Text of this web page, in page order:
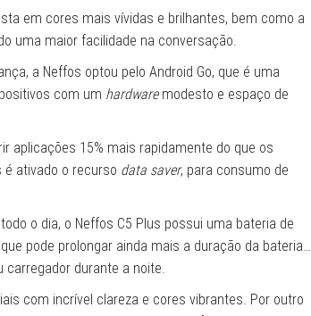
em cores mais vívidas e brilhantes, bem como a
uma maior facilidade na conversação.
a Neffos optou pelo Android Go, que é uma
com um hardwaremodesto e espaço de
aplicações 15% mais rapidamente do que os
ativado o recurso data saver, para consumo de
o dia, o Neffos C5 Plus possui uma bateria de
pode prolongar ainda mais a duração da bateria…
carregador durante a noite.
com incrível clareza e cores vibrantes. Por outro